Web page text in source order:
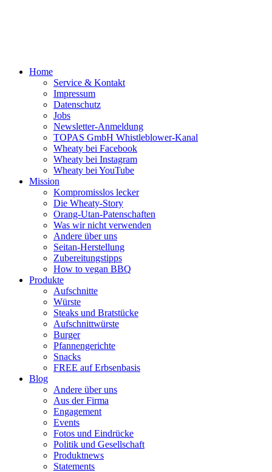
Home
Service & Kontakt
Impressum
Datenschutz
Jobs
Newsletter-Anmeldung
TOPAS GmbH Whistleblower-Kanal
Wheaty bei Facebook
Wheaty bei Instagram
Wheaty bei YouTube
Mission
Kompromisslos lecker
Die Wheaty-Story
Orang-Utan-Patenschaften
Was wir nicht verwenden
Andere über uns
Seitan-Herstellung
Zubereitungstipps
How to vegan BBQ
Produkte
Aufschnitte
Würste
Steaks und Bratstücke
Aufschnittwürste
Burger
Pfannengerichte
Snacks
FREE auf Erbsenbasis
Blog
Andere über uns
Aus der Firma
Engagement
Events
Fotos und Eindrücke
Politik und Gesellschaft
Produktnews
Statements